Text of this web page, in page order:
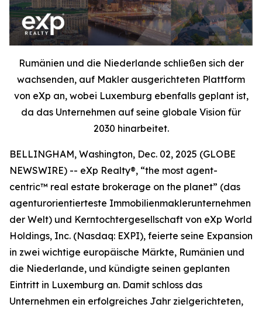
Rumänien und die Niederlande schließen sich der
wachsenden, auf Makler ausgerichteten Plattform
von eXp an, wobei Luxemburg ebenfalls geplant ist,
da das Unternehmen auf seine globale Vision für
2030 hinarbeitet.
BELLINGHAM, Washington, Dec. 02, 2025 (GLOBE
NEWSWIRE) -- eXp Realty®, “the most agent-
centric™ real estate brokerage on the planet” (das
agenturorientierteste Immobilienmaklerunternehmen
der Welt) und Kerntochtergesellschaft von eXp World
Holdings, Inc. (Nasdaq: EXPI), feierte seine Expansion
in zwei wichtige europäische Märkte, Rumänien und
die Niederlande, und kündigte seinen geplanten
Eintritt in Luxemburg an. Damit schloss das
Unternehmen ein erfolgreiches Jahr zielgerichteten,